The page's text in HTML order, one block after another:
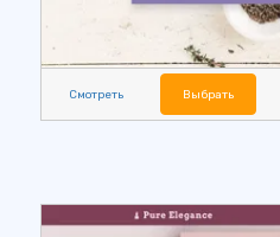
Смотреть Выбрать